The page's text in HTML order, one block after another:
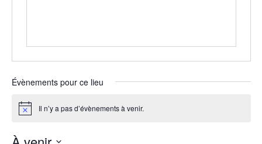
Évènements pour ce lieu
Notice Il n’y a pas d’évènements à venir.